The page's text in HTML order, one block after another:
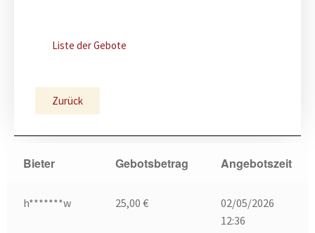
Liste der Gebote
Zurück
Bieter Gebotsbetrag Angebotszeit
h*******w 25,00 €
02/05/2026
12:36